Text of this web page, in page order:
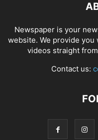
Newspaper is your
website. We provide
videos straight
Contact us: